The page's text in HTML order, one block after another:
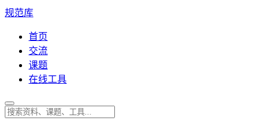
规范库
首页
交流
课题
在线工具